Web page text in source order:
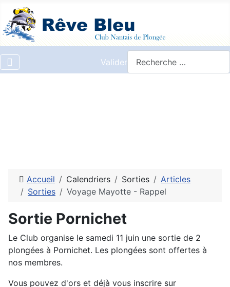
Valider
Accueil Calendriers Sorties
Articles
Sorties
Voyage Mayotte - Rappel
Sortie Pornichet
Le Club organise le samedi 11 juin une sortie de 2
plongées à Pornichet. Les plongées sont offertes à
nos membres.
Vous pouvez d'ors et déjà vous inscrire sur